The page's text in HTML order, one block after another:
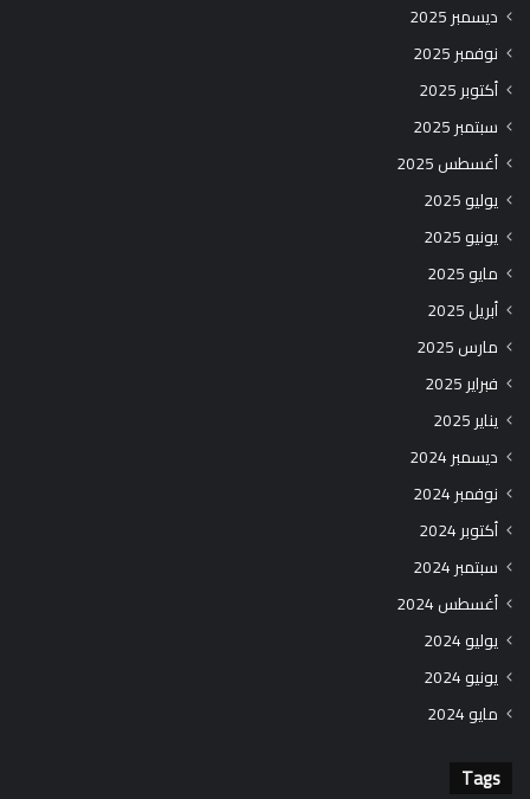
ديسمبر 2025
نوفمبر 2025
أكتوبر 2025
سبتمبر 2025
أغسطس 2025
يوليو 2025
يونيو 2025
مايو 2025
أبريل 2025
مارس 2025
فبراير 2025
يناير 2025
ديسمبر 2024
نوفمبر 2024
أكتوبر 2024
سبتمبر 2024
أغسطس 2024
يوليو 2024
يونيو 2024
مايو 2024
Tags